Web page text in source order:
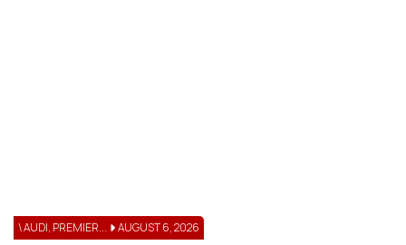
\ AUDI, PREMIER... AUGUST 6, 2026